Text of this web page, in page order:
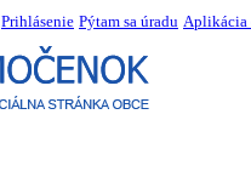
Prihlásenie Pýtam sa úradu Aplikácia